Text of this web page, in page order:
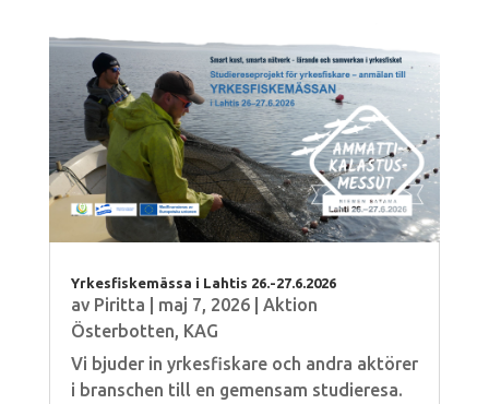
Yrkesfiskemässa i Lahtis 26.-27.6.2026
av Piritta maj 7, 2026| Aktion
Österbotten, KAG
Vi bjuder in yrkesfiskare och andra aktörer
i branschen till en gemensam studieresa.